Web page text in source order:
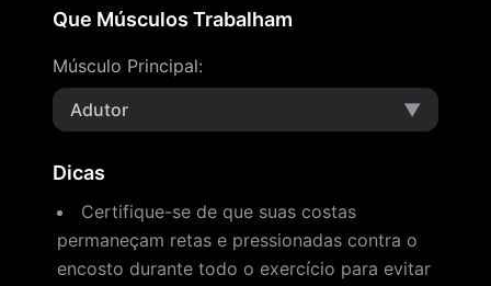
Que Músculos Trabalham
Músculo Principal:
Adutor
▼
Dicas
Certifique-se de que suas costas
permaneçam retas e pressionadas contra o
encosto durante todo o exercício para evitar